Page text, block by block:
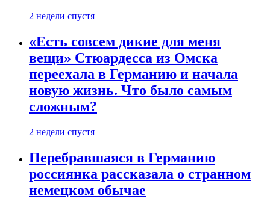
2 недели спустя
«Есть совсем дикие для меня
вещи» Стюардесса из Омска
переехала в Германию и начала
новую жизнь. Что было самым
сложным?
2 недели спустя
Перебравшаяся в Германию
россиянка рассказала о странном
немецком обычае